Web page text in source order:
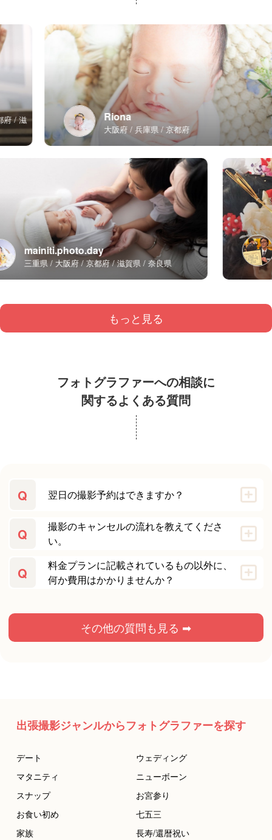
Riona
大阪府 兵庫県 京都府
mainiti.photo.day
三重県 大阪府 京都府 滋賀県 奈良県
もっと見る
フォトグラファーへの相談に
関するよくある質問
Q 翌日の撮影予約はできますか？
Q
撮影のキャンセルの流れを教えてくださ
い。
Q
料金プランに記載されているもの以外に、
何か費用はかかりませんか？
その他の質問も見る ➡
出張撮影ジャンルからフォトグラファーを探す
デート
ウェディング
マタニティ
ニューボーン
スナップ
お宮参り
お食い初め
七五三
家族
長寿/還暦祝い